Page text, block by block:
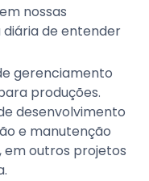
nossas
diária de entender
gerenciamento
produções.
desenvolvimento
e manutenção
em outros projetos